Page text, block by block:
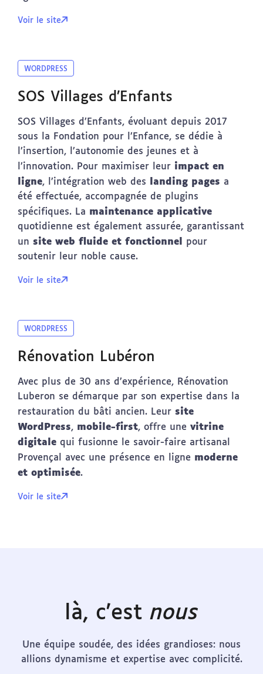
Voir le site
WORDPRESS
SOS Villages d’Enfants
SOS Villages d’Enfants, évoluant depuis 2017
sous la Fondation pour l’Enfance, se dédie à
l’insertion, l’autonomie des jeunes et à
l’innovation. Pour maximiser leur impact en
ligne, l’intégration web des landing pages a
été effectuée, accompagnée de plugins
spécifiques. La maintenance applicative
quotidienne est également assurée, garantissant
un site web fluide et fonctionnel pour
soutenir leur noble cause.
Voir le site
WORDPRESS
Rénovation Lubéron
Avec plus de 30 ans d’expérience, Rénovation
Luberon se démarque par son expertise dans la
restauration du bâti ancien. Leur site
WordPress, mobile-first, offre une vitrine
digitale qui fusionne le savoir-faire artisanal
Provençal avec une présence en ligne moderne
et optimisée.
Voir le site
là, c'estnous
Une équipe soudée, des idées grandioses: nous
allions dynamisme et expertise avec complicité.